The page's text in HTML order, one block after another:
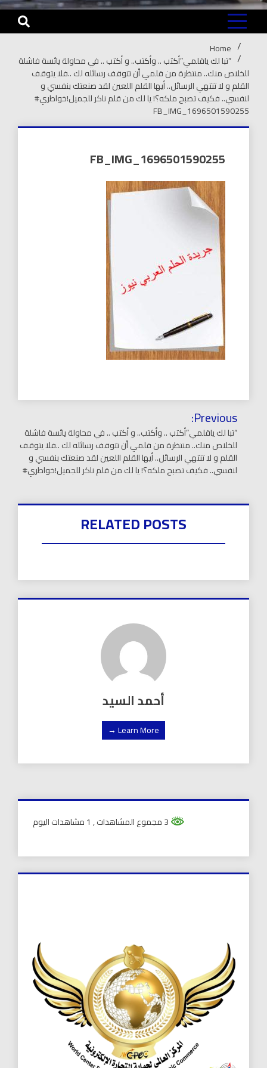
Home
“تبا لك ياقلمي”أكتب .. وأكتب.. و أكتب .. في محاولة يائسة فاشلة
للخلاص منك.. منتظرة من قلمي أن تتوقف رسائله لك ..فلا يتوقف
القلم و لا تنتهي الرسائل.. أيها القلم اللعين لقد صنعتك بنفسي و
لنفسي.. فكيف تصبح ملكه؟! يا لك من قلم ناكر للجميل!خواطري#
FB_IMG_1696501590255
FB_IMG_1696501590255
تصفّح
المقالات
Previous:
“تبا لك ياقلمي”أكتب .. وأكتب.. و أكتب .. في محاولة يائسة فاشلة
للخلاص منك.. منتظرة من قلمي أن تتوقف رسائله لك ..فلا يتوقف
القلم و لا تنتهي الرسائل.. أيها القلم اللعين لقد صنعتك بنفسي و
لنفسي.. فكيف تصبح ملكه؟! يا لك من قلم ناكر للجميل!خواطري#
RELATED POSTS
أحمد السيد
Learn More →
, 1 مشاهدات اليوم